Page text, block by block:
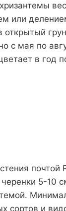
или
открытый
с мая по
в год
почтой
5-10
сортов и